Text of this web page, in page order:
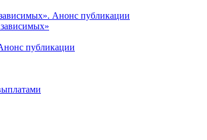
Анонс публикации
публикации